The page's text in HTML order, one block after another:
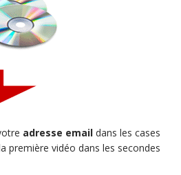
adresse email dans les cases
première vidéo dans les secondes